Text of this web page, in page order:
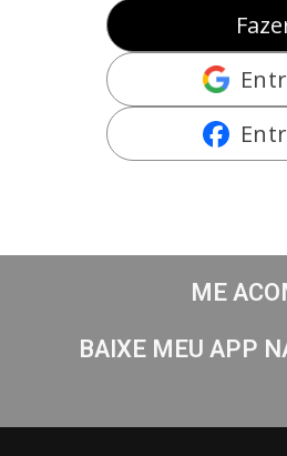
ME
BAIXE MEU APP